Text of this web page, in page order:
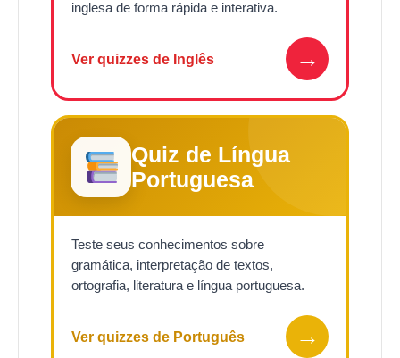
inglesa de forma rápida e interativa.
Ver quizzes de Inglês →
Quiz de Língua
Portuguesa
Teste seus conhecimentos sobre
gramática, interpretação de textos,
ortografia, literatura e língua portuguesa.
Ver quizzes de Português →